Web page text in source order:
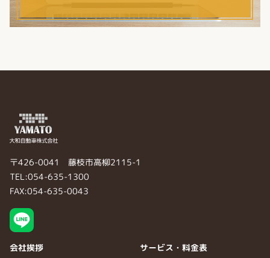
〒426-0041 藤枝市高柳2115-1
TEL:054-635-1300
FAX:054-635-0043
会社挨拶 サービス・料金表